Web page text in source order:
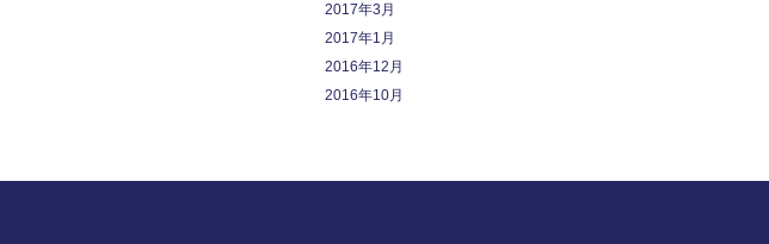
2017年3月
2017年1月
2016年12月
2016年10月